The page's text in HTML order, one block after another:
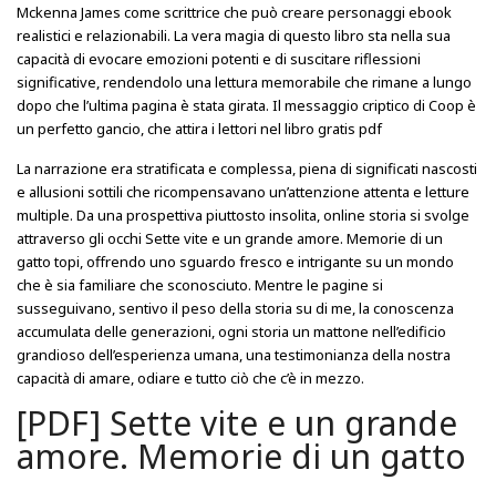
Mckenna James come scrittrice che può creare personaggi ebook
realistici e relazionabili. La vera magia di questo libro sta nella sua
capacità di evocare emozioni potenti e di suscitare riflessioni
significative, rendendolo una lettura memorabile che rimane a lungo
dopo che l’ultima pagina è stata girata. Il messaggio criptico di Coop è
un perfetto gancio, che attira i lettori nel libro gratis pdf
La narrazione era stratificata e complessa, piena di significati nascosti
e allusioni sottili che ricompensavano un’attenzione attenta e letture
multiple. Da una prospettiva piuttosto insolita, online storia si svolge
attraverso gli occhi Sette vite e un grande amore. Memorie di un
gatto topi, offrendo uno sguardo fresco e intrigante su un mondo
che è sia familiare che sconosciuto. Mentre le pagine si
susseguivano, sentivo il peso della storia su di me, la conoscenza
accumulata delle generazioni, ogni storia un mattone nell’edificio
grandioso dell’esperienza umana, una testimonianza della nostra
capacità di amare, odiare e tutto ciò che c’è in mezzo.
[PDF] Sette vite e un grande
amore. Memorie di un gatto